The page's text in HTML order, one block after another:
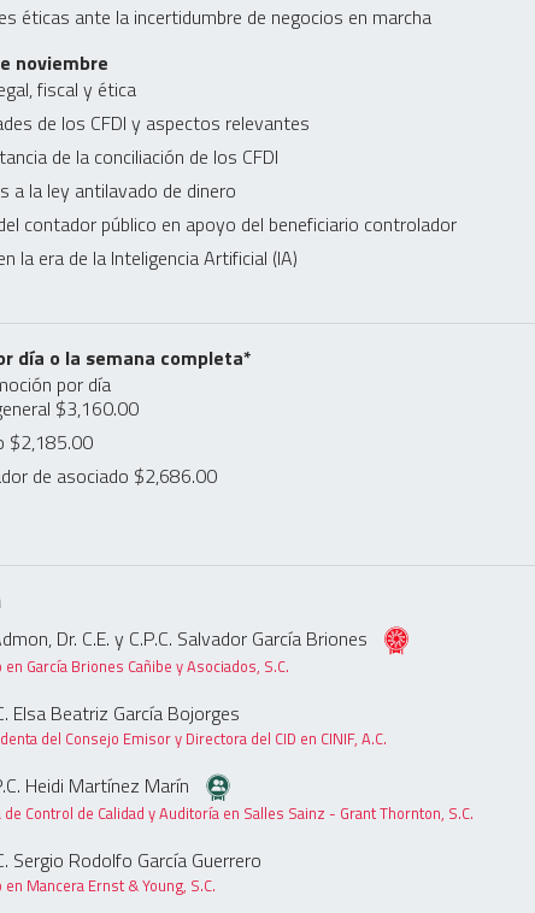
éticas ante la incertidumbre de negocios en marcha
noviembre
fiscal y ética
de los CFDI y aspectos relevantes
de la conciliación de los CFDI
a la ley antilavado de dinero
contador público en apoyo del beneficiario controlador
la era de la Inteligencia Artificial (IA)
día o la semana completa*
por día
$3,160.00
$2,185.00
de asociado $2,686.00
Dr. C.E. y C.P.C. Salvador García Briones
en García Briones Cañibe y Asociados, S.C.
Elsa Beatriz García Bojorges
del Consejo Emisor y Directora del CID en CINIF, A.C.
Heidi Martínez Marín
de Control de Calidad y Auditoría en Salles Sainz - Grant Thornton, S.C.
Sergio Rodolfo García Guerrero
en Mancera Ernst & Young, S.C.